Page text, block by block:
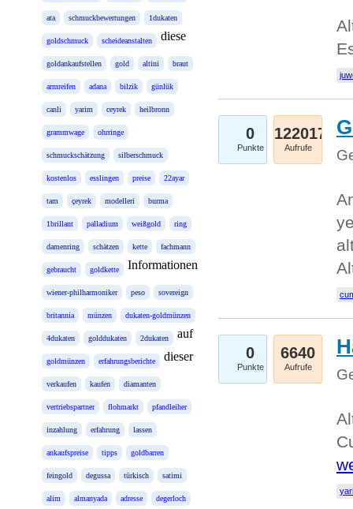
ata schmuckbewertungen 1dukaten
goldschmuck scheideanstalten
goldankaufstellen gold altini braut
armreifen adana bilzik günlük
canli yarim ceyrek heilbronn
grammwage ohrringe
schmuckschätzung silberschmuck
kostenlos esslingen preise 22ayar
tam çeyrek modelleri burma
1brillant palladium weißgold ring
damenring schätzen kette fachmann
gebraucht goldkette
wiener-philharmoniker peso sovereign
britannia münzen dukaten-goldmünzen
4dukaten golddukaten 2dukaten
goldmünzen erfahrungsberichte
verkaufen kaufen diamanten
vertriebspartner flohmarkt pfandleiher
inzahlung erfahrung lassen
ankaufspreise tipps goldbarren
feingold degussa türkisch satimi
alim almanyada adresse degerloch
diese
Informationen
auf
dieser
0
Punkte
122017
Aufrufe
0
Punkte
6640
Aufrufe